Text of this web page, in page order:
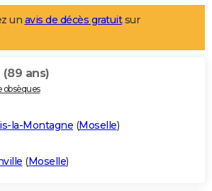
un avis de décès gratuitsur
(89 ans)
la-Montagne (Moselle)
(Moselle)